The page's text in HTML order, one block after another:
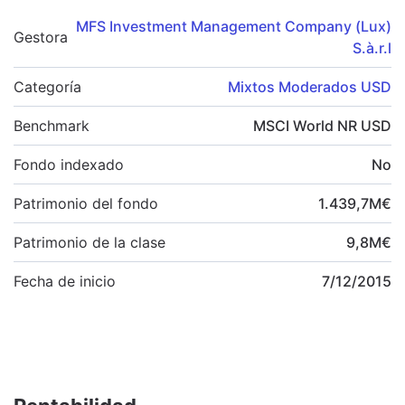
Gestora
MFS Investment Management Company (Lux)
S.à.r.l
Categoría Mixtos Moderados USD
Benchmark MSCI World NR USD
Fondo indexado No
Patrimonio del fondo 1.439,7M€
Patrimonio de la clase 9,8M€
Fecha de inicio 7/12/2015